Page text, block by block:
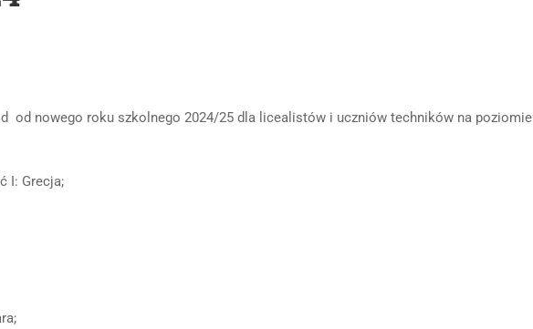
od nowego roku szkolnego 2024/25 dla licealistów i uczniów techników na poziomie
I: Grecja;